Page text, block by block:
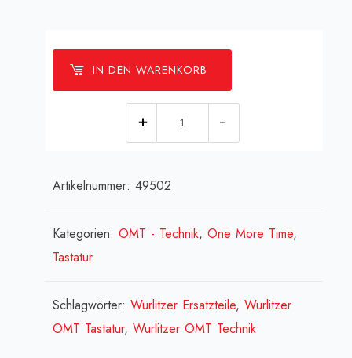
IN DEN WARENKORB
[:en]Key
-2-
-2-
[:]
Artikelnummer:49502
Kategorien:OMT - Technik,One More Time,
Tastatur
Schlagwörter:Wurlitzer Ersatzteile,Wurlitzer
OMT Tastatur,Wurlitzer OMT Technik